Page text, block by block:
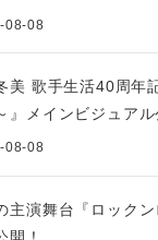
08-08
美 歌手生活40周年
』メインビジュアル
08-08
主演舞台『ロック
開！